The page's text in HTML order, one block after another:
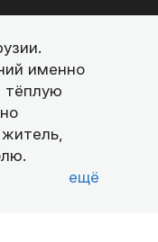
именно
тёплую
ещё